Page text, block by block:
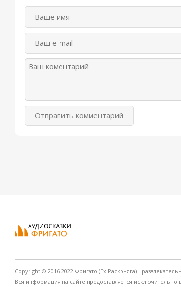
Отправить комментарий
Copyright © 2016-2022 Фригато (Ex Расконяга) -
Вся информация на сайте предоставляется